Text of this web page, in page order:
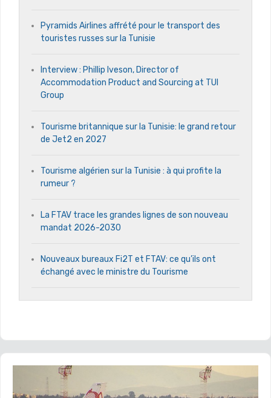
Pyramids Airlines affrété pour le transport des
touristes russes sur la Tunisie
Interview : Phillip Iveson, Director of
Accommodation Product and Sourcing at TUI
Group
Tourisme britannique sur la Tunisie: le grand retour
de Jet2 en 2027
Tourisme algérien sur la Tunisie : à qui profite la
rumeur ?
La FTAV trace les grandes lignes de son nouveau
mandat 2026-2030
Nouveaux bureaux Fi2T et FTAV: ce qu’ils ont
échangé avec le ministre du Tourisme